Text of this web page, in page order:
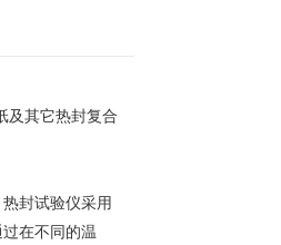
及其它热封复合
封试验仪采用
在不同的温